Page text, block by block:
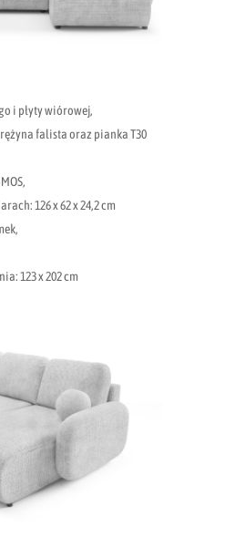
i płyty wiórowej,
falista oraz pianka T30
126 x 62 x 24,2 cm
123 x 202 cm